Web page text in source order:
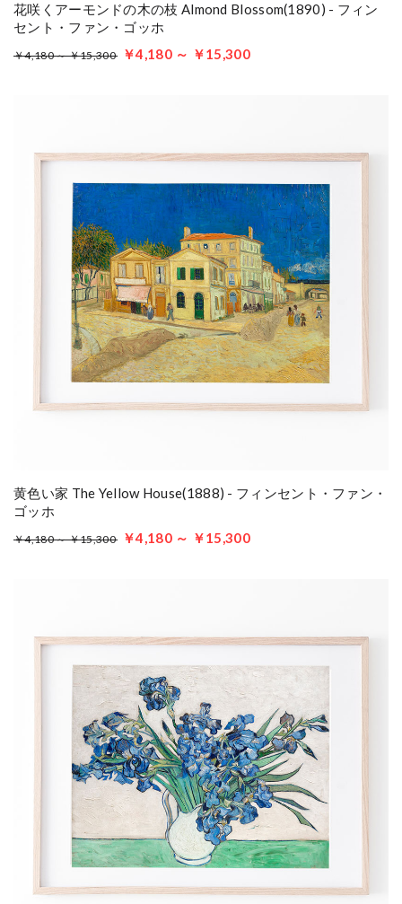
花咲くアーモンドの木の枝 Almond Blossom(1890) - フィン
セント・ファン・ゴッホ
￥4,180 ～ ￥15,300 ￥4,180 ～ ￥15,300
黄色い家 The Yellow House(1888) - フィンセント・ファン・
ゴッホ
￥4,180 ～ ￥15,300 ￥4,180 ～ ￥15,300